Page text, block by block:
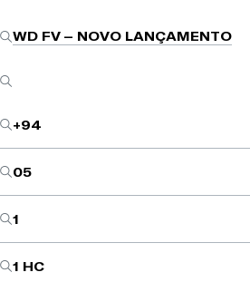
WD FV – NOVO LANÇAMENTO
+94
05
1
1 HC